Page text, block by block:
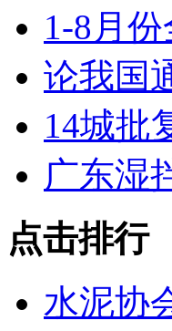
1-8月
论我国
14城批
广东湿
点击排行
水泥协